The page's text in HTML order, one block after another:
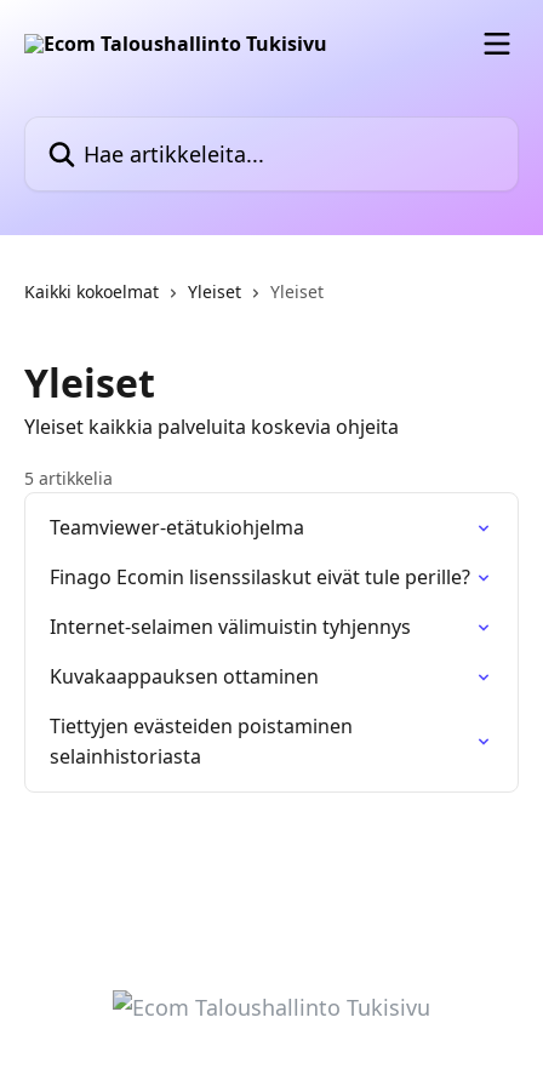
Kaikki kokoelmat Yleiset Yleiset
Yleiset
Yleiset kaikkia palveluita koskevia ohjeita
5 artikkelia
Teamviewer-etätukiohjelma
Finago Ecomin lisenssilaskut eivät tule perille?
Internet-selaimen välimuistin tyhjennys
Kuvakaappauksen ottaminen
Tiettyjen evästeiden poistaminen
selainhistoriasta